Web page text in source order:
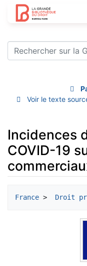
Voir le texte
Incidences
COVID-19
France > Droit